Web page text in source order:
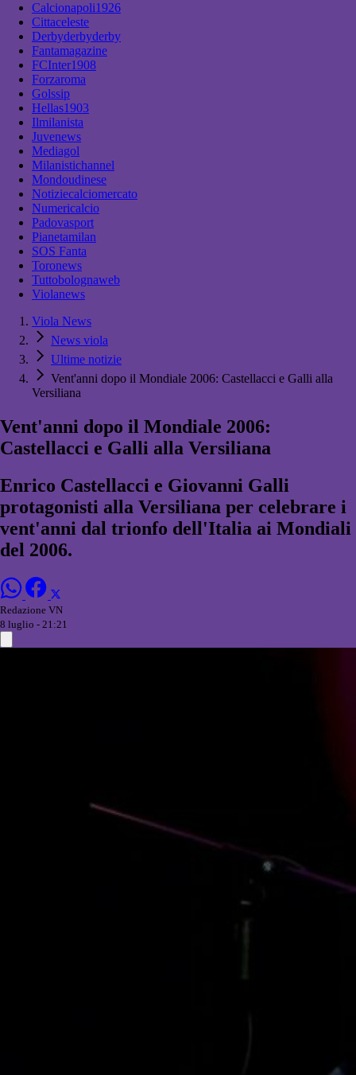
Calcionapoli1926
Cittaceleste
Derbyderbyderby
Fantamagazine
FCInter1908
Forzaroma
Golssip
Hellas1903
Ilmilanista
Juvenews
Mediagol
Milanistichannel
Mondoudinese
Notiziecalciomercato
Numericalcio
Padovasport
Pianetamilan
SOS Fanta
Toronews
Tuttobolognaweb
Violanews
Viola News
News viola
Ultime notizie
Vent'anni dopo il Mondiale 2006: Castellacci e Galli alla
Versiliana
Vent'anni dopo il Mondiale 2006:
Castellacci e Galli alla Versiliana
Enrico Castellacci e Giovanni Galli
protagonisti alla Versiliana per celebrare i
vent'anni dal trionfo dell'Italia ai Mondiali
del 2006.
Redazione VN
8 luglio - 21:21